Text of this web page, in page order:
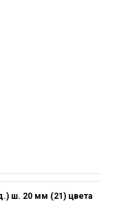
ш. 20 мм (21) цвета